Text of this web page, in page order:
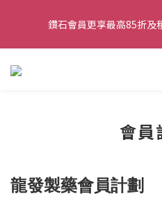
店9
鑽石會員更享最高85折及
購物滿HK$299即享免費香港本
會員
龍發製藥會員計劃